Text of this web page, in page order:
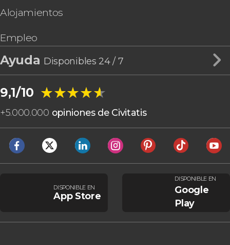
Alojamientos
Empleo
Ayuda Disponibles 24 / 7
9,1/10 ★★★★★
★★★★★
+5.000.000 opiniones de Civitatis
DISPONIBLE EN
App Store
DISPONIBLE EN
Google
Play